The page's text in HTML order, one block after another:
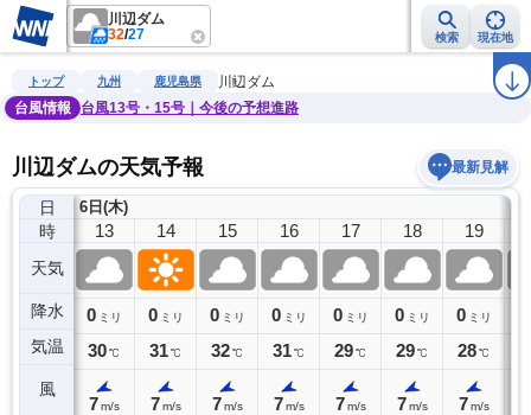
川辺ダム
32/27 検索 現在地
雨雲レーダー 台風情報 地震情報 ラ
トップ 九州 鹿児島県
川辺ダム
台風情報
台風13号・15号｜今後の予想進路
川辺ダムの天気予報 最新見解
日
時
天気
降水
気温
風
6日(木)
12
1ミリ
30℃
13
0 ミリ
30℃
7 m/s
14
0 ミリ
31℃
7 m/s
15
0 ミリ
32℃
7 m/s
16
0 ミリ
31℃
7 m/s
17
0 ミリ
29℃
7 m/s
18
0 ミリ
29℃
7 m/s
19
0 ミリ
28℃
7 m/s